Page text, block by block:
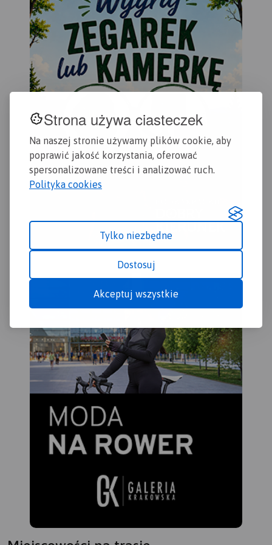
Strona używa ciasteczek
Na naszej stronie używamy plików cookie, aby
poprawić jakość korzystania, oferować
spersonalizowane treści i analizować ruch.
Polityka cookies
Tylko niezbędne
Dostosuj
Akceptuj wszystkie